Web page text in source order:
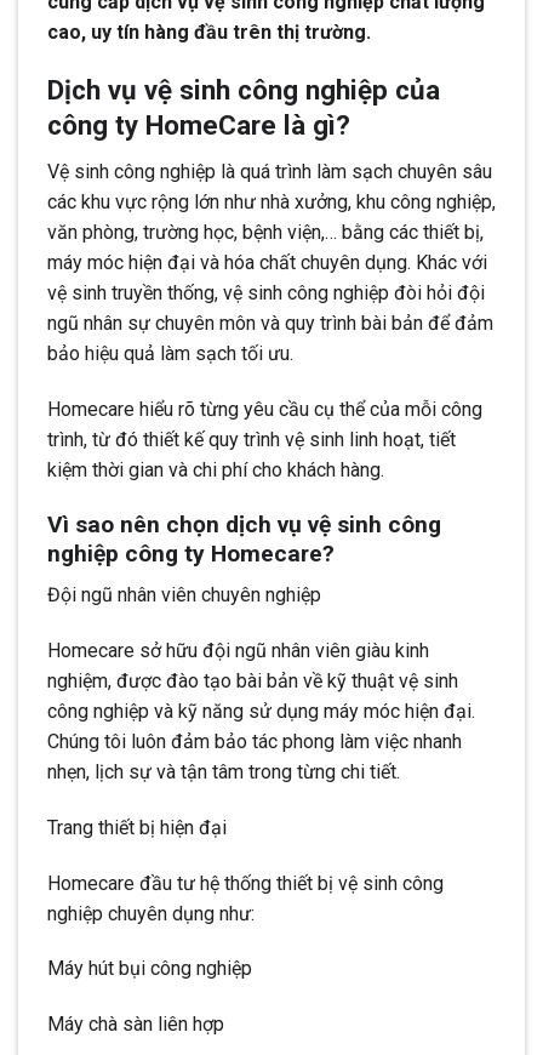
cao, uy tín hàng đầu trên thị trường.
Dịch vụ vệ sinh công nghiệp của
công ty HomeCare là gì?
Vệ sinh công nghiệp là quá trình làm sạch chuyên sâu
các khu vực rộng lớn như nhà xưởng, khu công nghiệp,
văn phòng, trường học, bệnh viện,… bằng các thiết bị,
máy móc hiện đại và hóa chất chuyên dụng. Khác với
vệ sinh truyền thống, vệ sinh công nghiệp đòi hỏi đội
ngũ nhân sự chuyên môn và quy trình bài bản để đảm
bảo hiệu quả làm sạch tối ưu.
Homecare hiểu rõ từng yêu cầu cụ thể của mỗi công
trình, từ đó thiết kế quy trình vệ sinh linh hoạt, tiết
kiệm thời gian và chi phí cho khách hàng.
Vì sao nên chọn dịch vụ vệ sinh công
nghiệp công ty Homecare?
Đội ngũ nhân viên chuyên nghiệp
Homecare sở hữu đội ngũ nhân viên giàu kinh
nghiệm, được đào tạo bài bản về kỹ thuật vệ sinh
công nghiệp và kỹ năng sử dụng máy móc hiện đại.
Chúng tôi luôn đảm bảo tác phong làm việc nhanh
nhẹn, lịch sự và tận tâm trong từng chi tiết.
Trang thiết bị hiện đại
Homecare đầu tư hệ thống thiết bị vệ sinh công
nghiệp chuyên dụng như:
Máy hút bụi công nghiệp
Máy chà sàn liên hợp